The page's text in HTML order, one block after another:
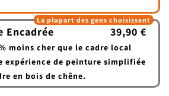
Encadrée 39,90 €
% moins cher que le cadre local
expérience de peinture simplifiée
en bois de chêne.
La plupart des gens choisissent